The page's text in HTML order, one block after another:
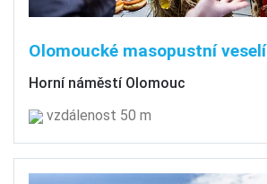
Olomoucké masopustní veselí
Horní náměstí Olomouc
vzdálenost 50 m